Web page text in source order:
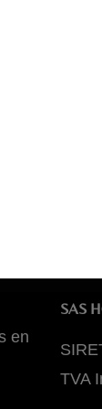
en
SAS
TVA